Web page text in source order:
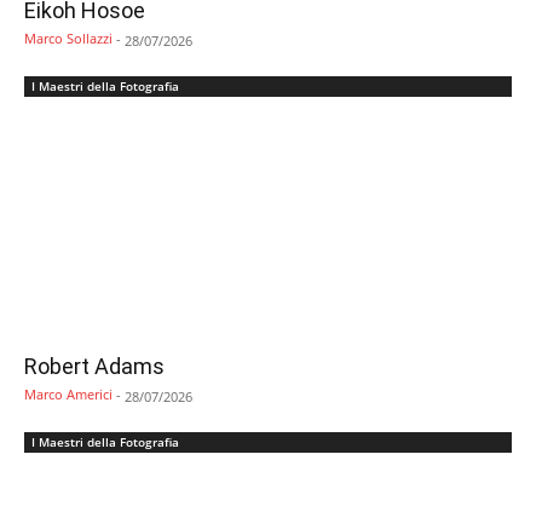
Eikoh Hosoe
Marco Sollazzi - 28/07/2026
I Maestri della Fotografia
Robert Adams
Marco Americi - 28/07/2026
I Maestri della Fotografia